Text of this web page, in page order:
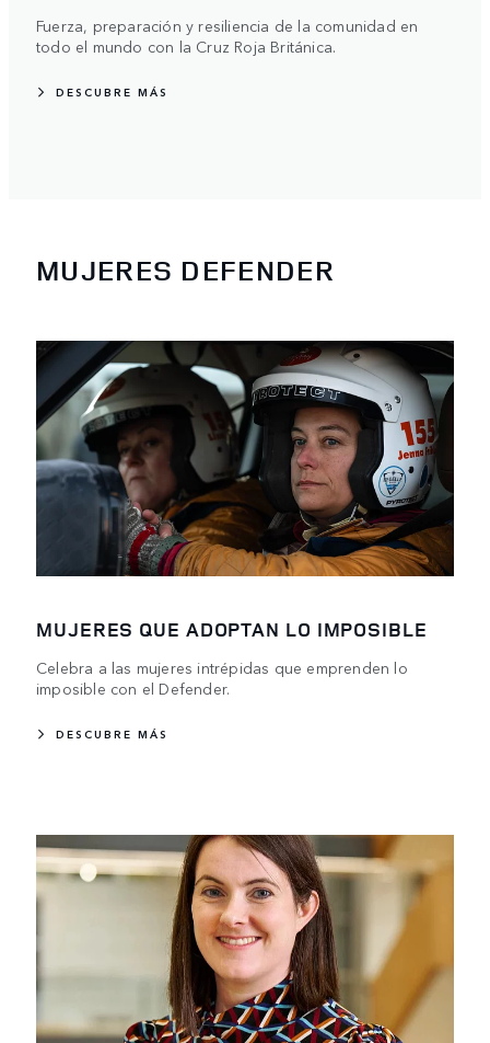
Fuerza, preparación y resiliencia de la comunidad en
todo el mundo con la Cruz Roja Británica.
DESCUBRE MÁS
MUJERES DEFENDER
MUJERES QUE ADOPTAN LO IMPOSIBLE
Celebra a las mujeres intrépidas que emprenden lo
imposible con el Defender.
DESCUBRE MÁS